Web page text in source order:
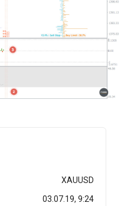
XAUUSD
03.07.19, 9:24